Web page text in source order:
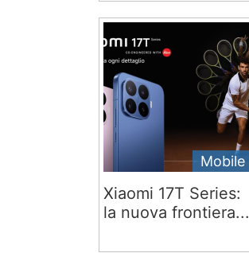
Mobile
Xiaomi 17T Series:
la nuova frontiera...